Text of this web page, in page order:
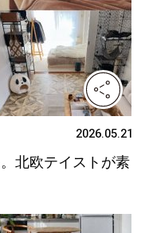
2026.05.21
北欧テイストが素